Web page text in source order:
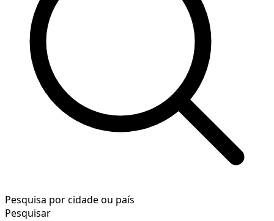
Pesquisa por cidade ou país
Pesquisar